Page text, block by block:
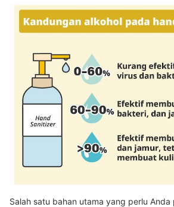
Salah satu bahan utama yang perlu Anda